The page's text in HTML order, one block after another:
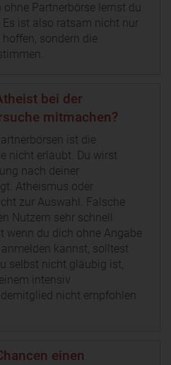
ohne Partnerbörse lernst du
Es ist also ratsam nicht nur
sondern die
bei der
mitmachen?
ist die
nicht erlaubt. Du wirst
nach deiner
Atheismus oder
zur Auswahl. Falsche
Nutzern sehr schnell
wenn du dich ohne Angabe
kannst, solltest
selbst nicht gläubig ist,
intensiv
nicht empfohlen
einen